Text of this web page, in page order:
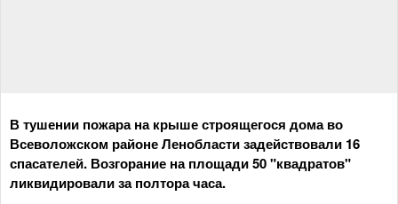
В тушении пожара на крыше строящегося дома во
Всеволожском районе Ленобласти задействовали 16
спасателей. Возгорание на площади 50 "квадратов"
ликвидировали за полтора часа.